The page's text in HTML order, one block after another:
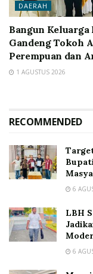
DAERAH
Bangun Keluarga
Gandeng Tokoh
Perempuan dan
1 AGUSTUS 2026
RECOMMENDED
6
LBH
6